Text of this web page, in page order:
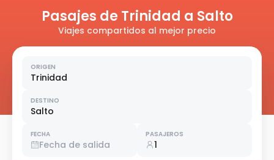
Pasajes de Trinidad a Salto
Viajes compartidos al mejor precio
ORIGEN
Trinidad
DESTINO
Salto
FECHA
Fecha de salida
PASAJEROS
1